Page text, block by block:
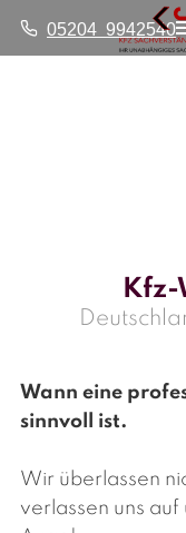
Kfz-
Wann eine
sinnvoll ist.
Wir überlassen
verlassen uns
05204 9942540